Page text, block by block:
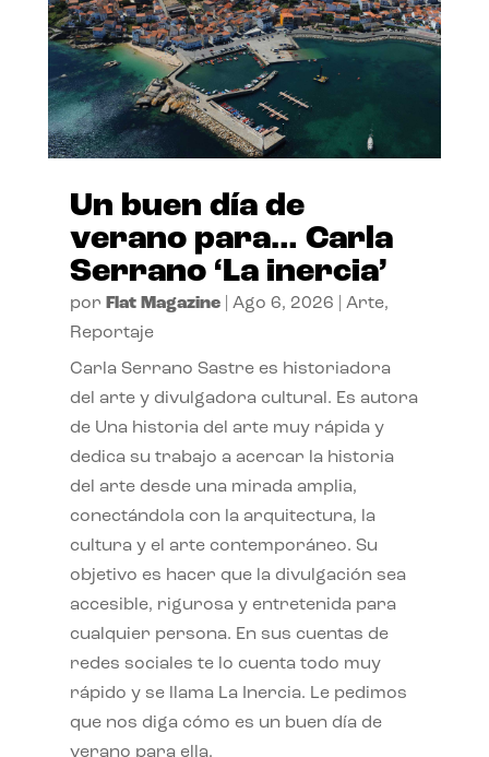
Un buen día de
verano para… Carla
Serrano ‘La inercia’
por Flat Magazine| Ago 6, 2026 Arte,
Reportaje
Carla Serrano Sastre es historiadora
del arte y divulgadora cultural. Es autora
de Una historia del arte muy rápida y
dedica su trabajo a acercar la historia
del arte desde una mirada amplia,
conectándola con la arquitectura, la
cultura y el arte contemporáneo. Su
objetivo es hacer que la divulgación sea
accesible, rigurosa y entretenida para
cualquier persona. En sus cuentas de
redes sociales te lo cuenta todo muy
rápido y se llama La Inercia. Le pedimos
que nos diga cómo es un buen día de
verano para ella.